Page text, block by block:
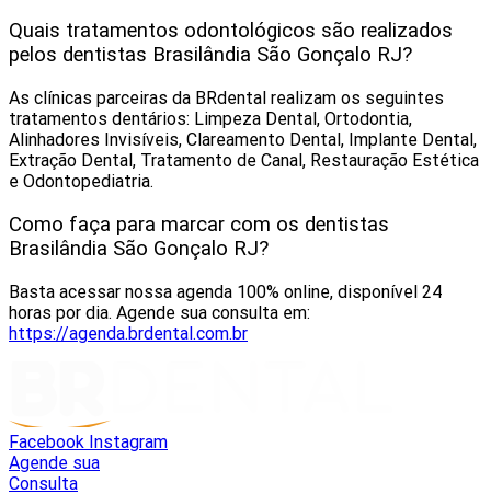
Quais tratamentos odontológicos são realizados
pelos dentistas Brasilândia São Gonçalo RJ?
As clínicas parceiras da BRdental realizam os seguintes
tratamentos dentários: Limpeza Dental, Ortodontia,
Alinhadores Invisíveis, Clareamento Dental, Implante Dental,
Extração Dental, Tratamento de Canal, Restauração Estética
e Odontopediatria.
Como faça para marcar com os dentistas
Brasilândia São Gonçalo RJ?
Basta acessar nossa agenda 100% online, disponível 24
horas por dia. Agende sua consulta em:
https://agenda.brdental.com.br
Facebook Instagram
Agende sua
Consulta